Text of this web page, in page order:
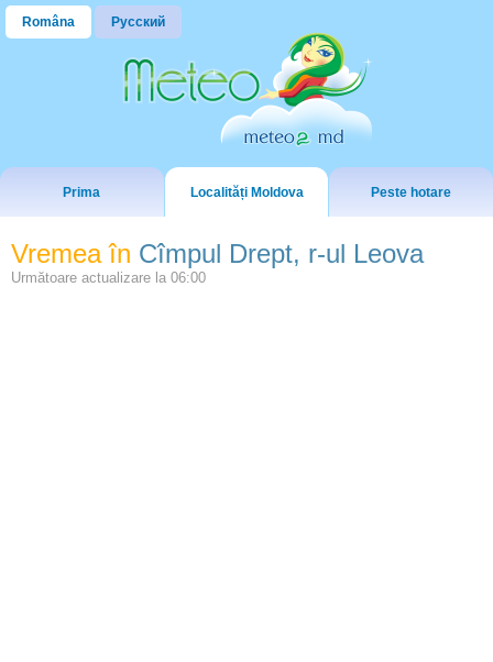
Româna Русский
Prima Localități Moldova Peste hotare
Vremea în Cîmpul Drept, r-ul Leova
Următoare actualizare la 06:00